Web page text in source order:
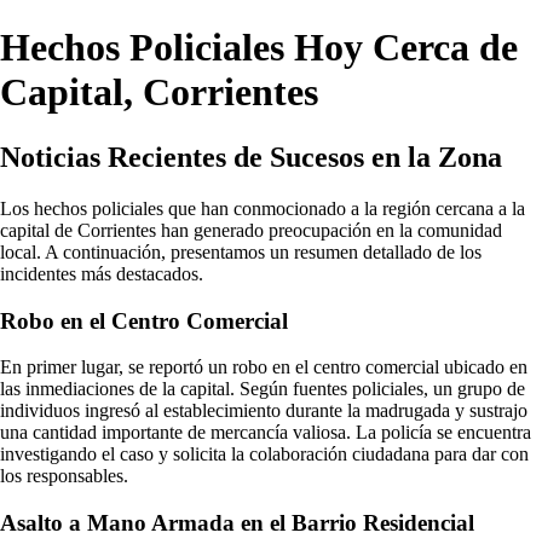
Hechos Policiales Hoy Cerca de
Capital, Corrientes
Noticias Recientes de Sucesos en la Zona
Los hechos policiales que han conmocionado a la región cercana a la
capital de Corrientes han generado preocupación en la comunidad
local. A continuación, presentamos un resumen detallado de los
incidentes más destacados.
Robo en el Centro Comercial
En primer lugar, se reportó un robo en el centro comercial ubicado en
las inmediaciones de la capital. Según fuentes policiales, un grupo de
individuos ingresó al establecimiento durante la madrugada y sustrajo
una cantidad importante de mercancía valiosa. La policía se encuentra
investigando el caso y solicita la colaboración ciudadana para dar con
los responsables.
Asalto a Mano Armada en el Barrio Residencial